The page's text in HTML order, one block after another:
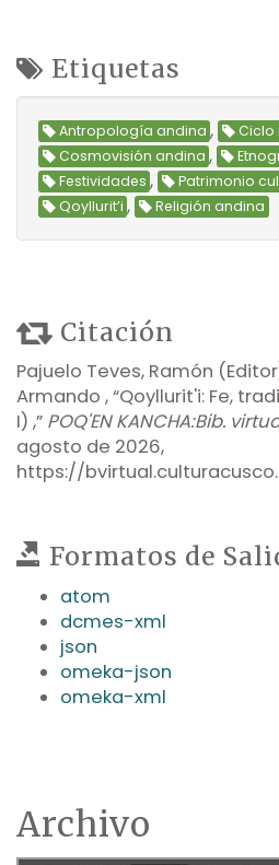
Etiquetas
Antropología andina , Ciclo
Cosmovisión andina ,
Festividades , Patrimonio
Qoyllurit’i , Religión andina
Citación
Pajuelo Teves, Ramón
Armando , “Qoyllurit'i: Fe,
I) ,” POQ'EN KANCHA:Bib.
agosto de 2026,
https://
Formatos de
atom
dcmes-xml
json
omeka-json
omeka-xml
Archivo